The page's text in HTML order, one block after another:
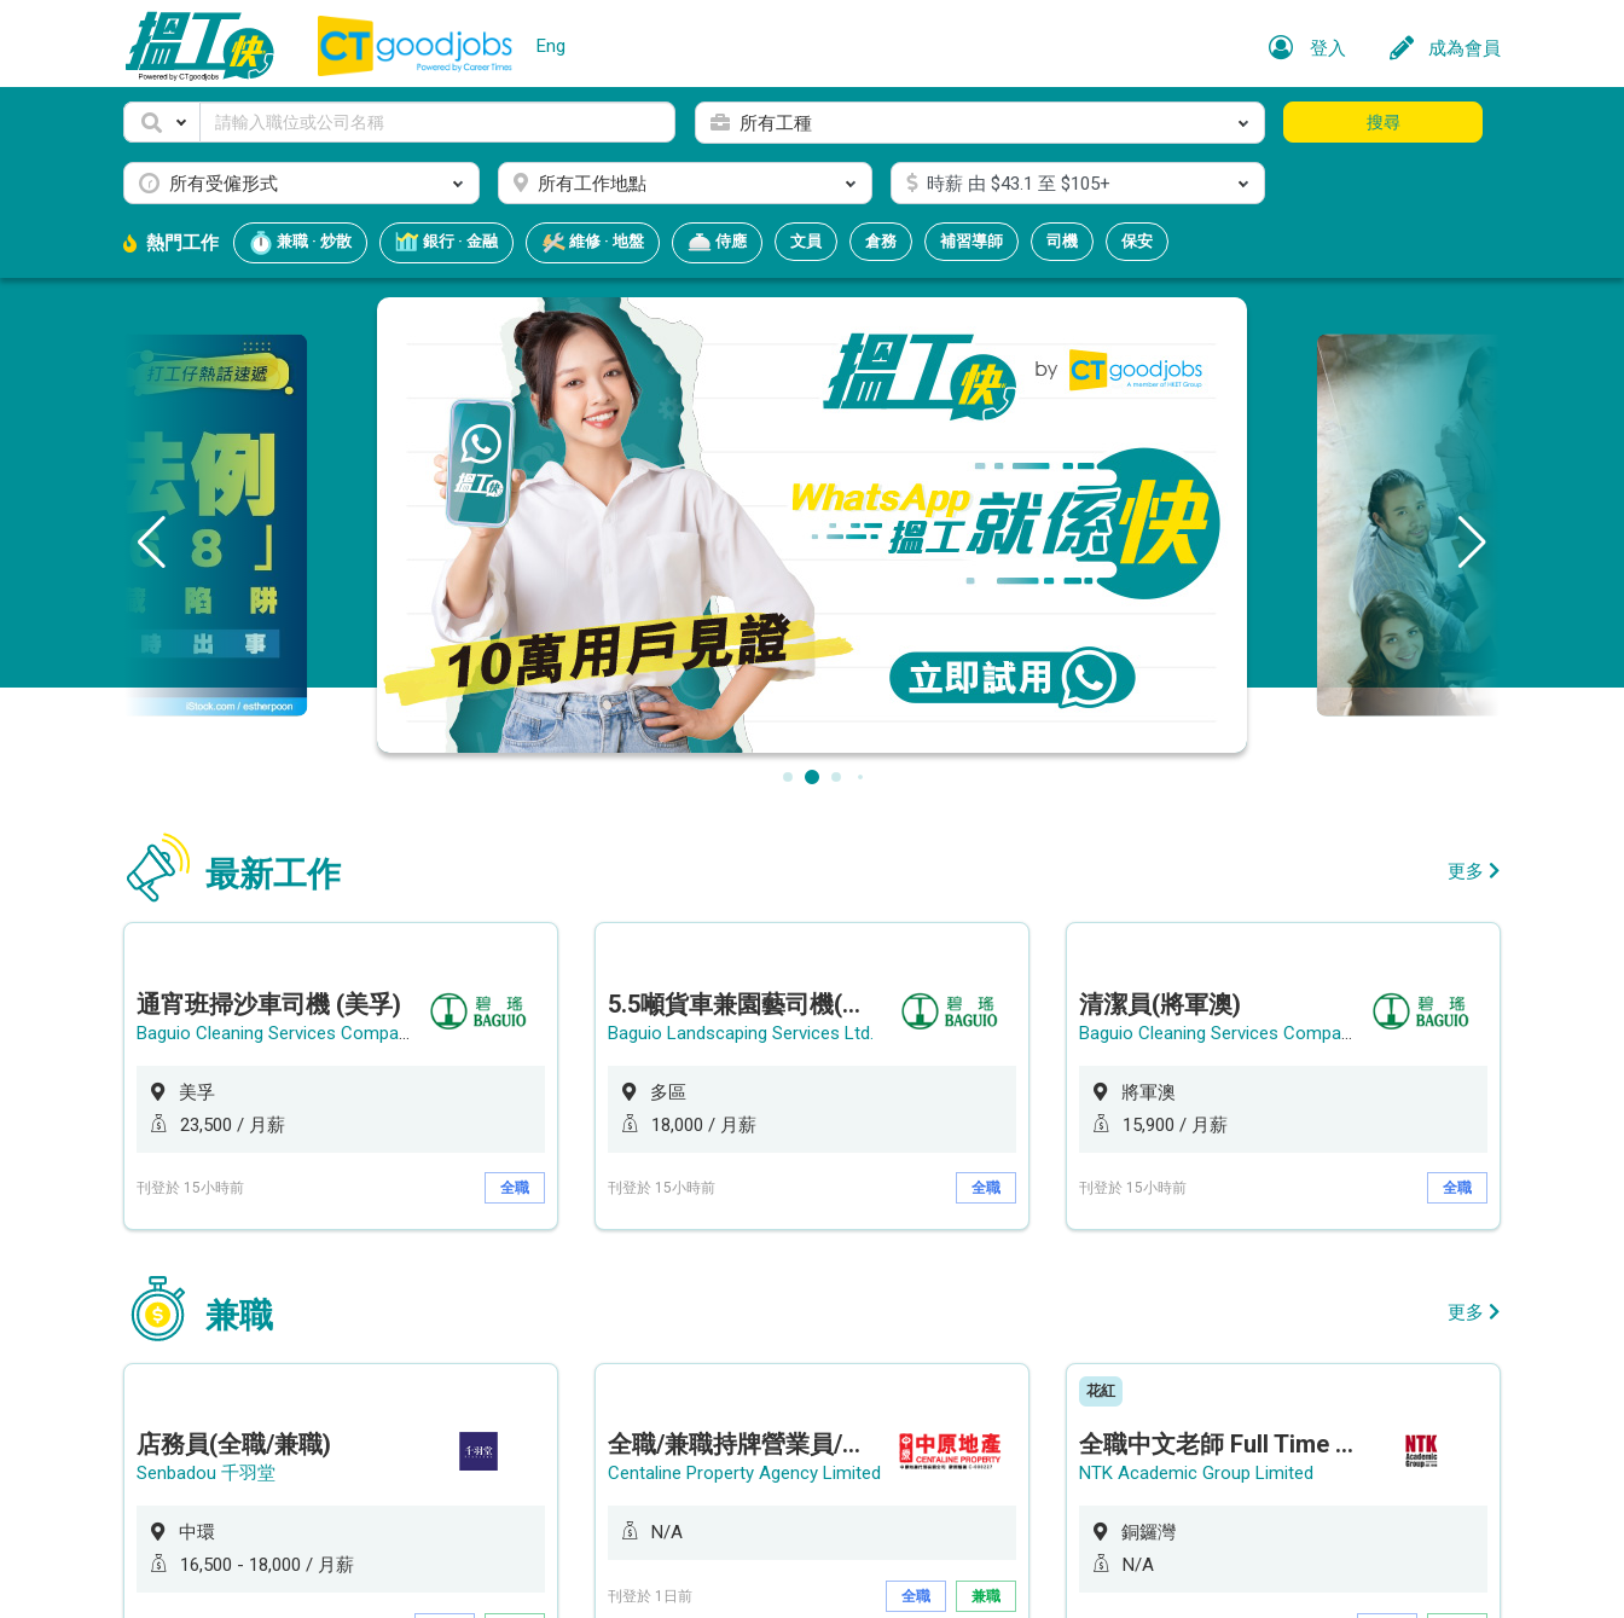
Eng 登入 成為會員
所有工種
所有受僱形式 所有工作地點 時薪由 $43.1 至 $105+
搜尋
熱門工作 兼職 · 炒散 銀行 · 金融 維修 · 地盤 侍應 文員 倉務 補習導師 司機 保安
最新工作 更多
通宵班掃沙車司機 (美孚)
Baguio Cleaning Services Company Limited
美孚
23,500 / 月薪
刊登於 15小時前 全職
5.5噸貨車兼園藝司機(港九新界)
Baguio Landscaping Services Ltd.
多區
18,000 / 月薪
刊登於 15小時前 全職
清潔員(將軍澳)
Baguio Cleaning Services Company Limited
將軍澳
15,900 / 月薪
刊登於 15小時前 全職
兼職 更多
店務員(全職/兼職)
Senbadou 千羽堂
中環
16,500 - 18,000 / 月薪
全職/兼職持牌營業員/持牌地產代理 (貝沙灣/薄扶林/山頂南)
Centaline Property Agency Limited
N/A
刊登於 1日前 全職 兼職
花紅
全職中文老師 Full Time Chinese Teacher
NTK Academic Group Limited
銅鑼灣
N/A